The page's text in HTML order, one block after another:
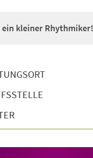
kleiner Rhythmiker!